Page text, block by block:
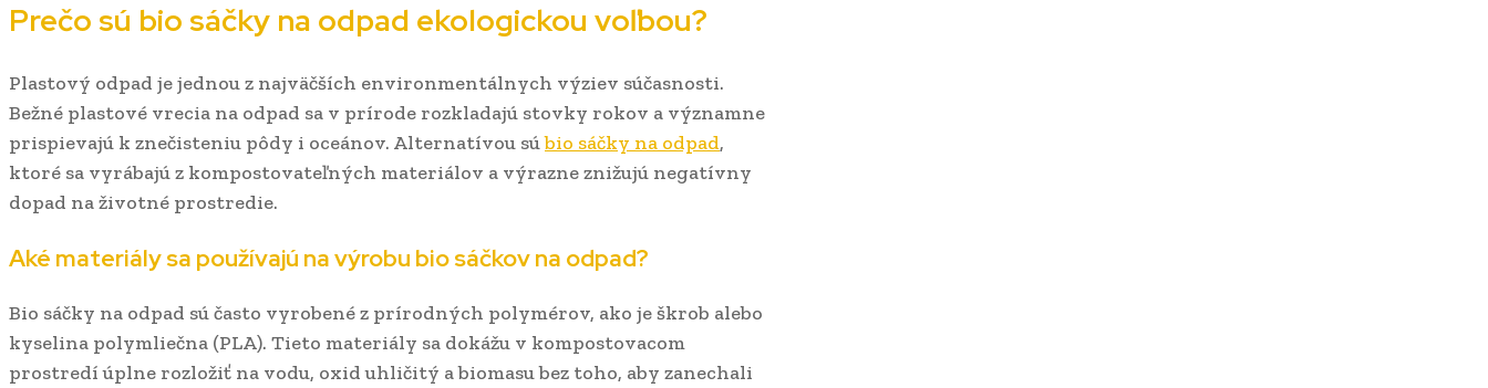
Prečo sú bio sáčky na odpad ekologickou voľbou?
Plastový odpad je jednou z najväčších environmentálnych výziev súčasnosti.
Bežné plastové vrecia na odpad sa v prírode rozkladajú stovky rokov a významne
prispievajú k znečisteniu pôdy i oceánov. Alternatívou súbio sáčky na odpad,
ktoré sa vyrábajú z kompostovateľných materiálov a výrazne znižujú negatívny
dopad na životné prostredie.
Aké materiály sa používajú na výrobu bio sáčkov na odpad?
Bio sáčky na odpad sú často vyrobené z prírodných polymérov, ako je škrob alebo
kyselina polymliečna (PLA). Tieto materiály sa dokážu v kompostovacom
prostredí úplne rozložiť na vodu, oxid uhličitý a biomasu bez toho, aby zanechali